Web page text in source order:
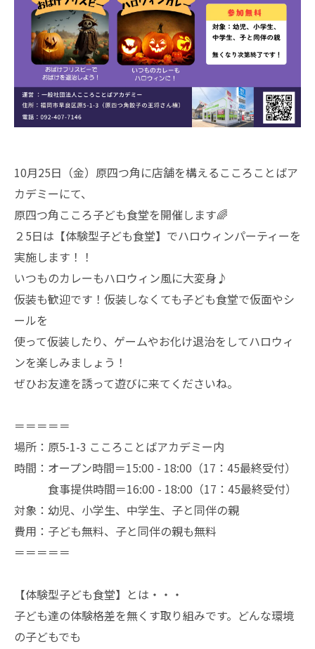
10月25日（金）原四つ角に店舗を構えるこころことばア
カデミーにて、
原四つ角こころ子ども食堂を開催します🌈
２5日は【体験型子ども食堂】でハロウィンパーティーを
実施します！！
いつものカレーもハロウィン風に大変身♪
仮装も歓迎です！仮装しなくても子ども食堂で仮面やシ
ールを
使って仮装したり、ゲームやお化け退治をしてハロウィ
ンを楽しみましょう！
ぜひお友達を誘って遊びに来てくださいね。
＝＝＝＝＝
場所：原5-1-3 こころことばアカデミー内
時間：オープン時間＝15:00 - 18:00（17：45最終受付）
食事提供時間＝16:00 - 18:00（17：45最終受付）
対象：幼児、小学生、中学生、子と同伴の親
費用：子ども無料、子と同伴の親も無料
＝＝＝＝＝
【体験型子ども食堂】とは・・・
子ども達の体験格差を無くす取り組みです。どんな環境
の子どもでも